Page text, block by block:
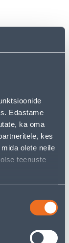
Edastame
ka oma
kes
olete neile
teenuste
toode on
rõõmu
- oma
või
et leida